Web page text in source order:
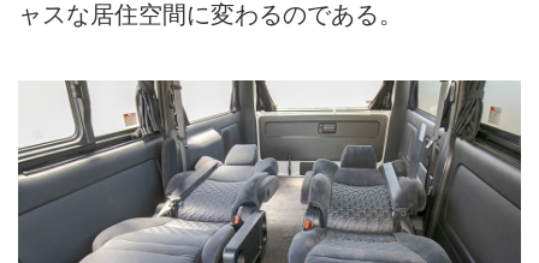
ャスな居住空間に変わるのである。